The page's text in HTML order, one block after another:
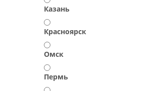
Казань
Красноярск
Омск
Пермь